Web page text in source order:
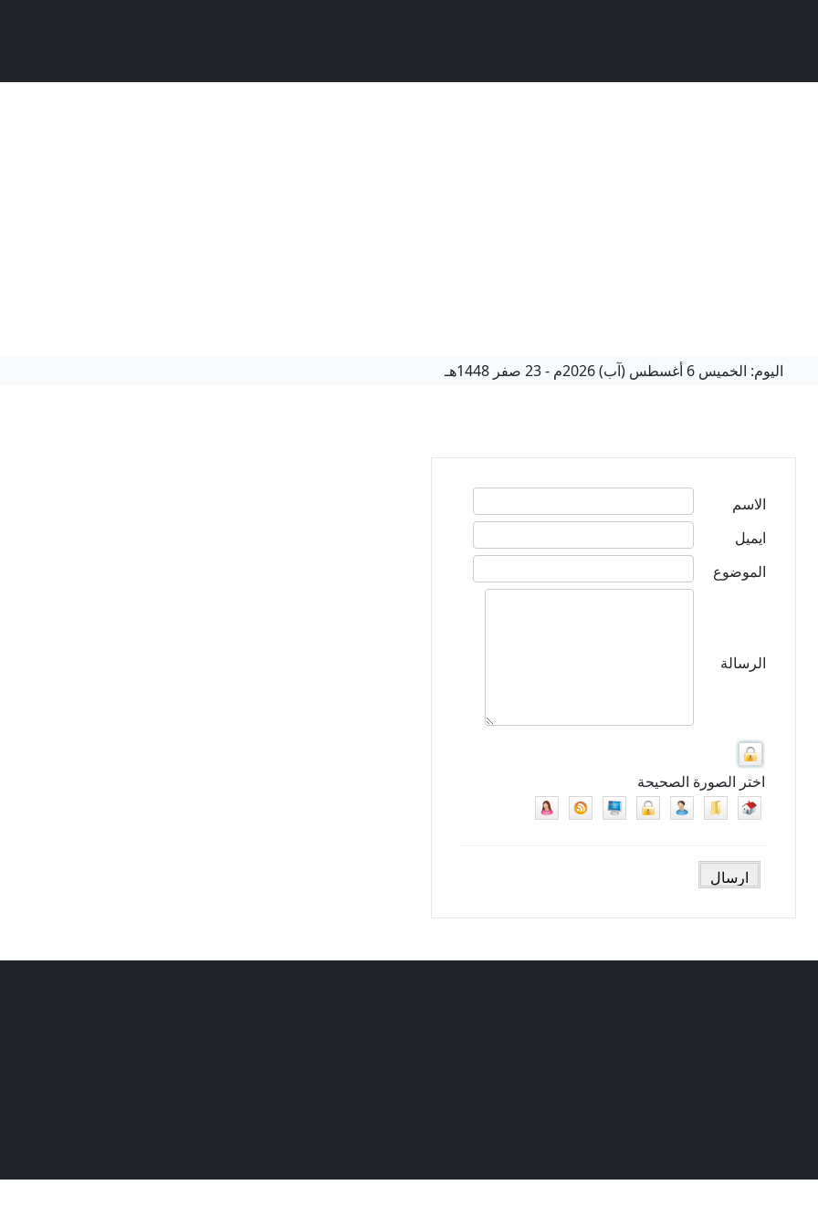
اليوم: الخميس 6 أغسطس (آب) 2026م -23 صفر 1448هـ
الاسم
ايميل
الموضوع
الرسالة
اختر الصورة الصحيحة